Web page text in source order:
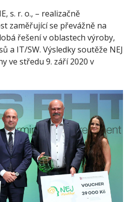
s. r. o., – realizačně
zaměřující se převážně na
řešení v oblastech výroby,
a IT/SW. Výsledky soutěže NEJ
ve středu 9. září 2020 v